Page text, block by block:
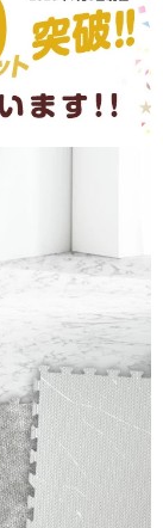
とうございま
いたしまし
04/25/2026
おすすめします
す。